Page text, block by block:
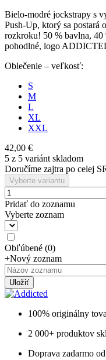
Bielo-modré jockstrapy s
Push-Up, ktorý sa postará
rozkroku! 50 % bavlna,
pohodlné, logo
Oblečenie – veľkosť:
S
M
L
XL
XXL
42,00 €
5 z 5 variánt skladom
Doručíme zajtra po celej
Vyberte variantu
Pridať do zoznamu
Vyberte zoznam
Obľúbené (0)
+Nový zoznam
Uložiť
100% originálny
2 000+ produktov
Doprava zadarmo